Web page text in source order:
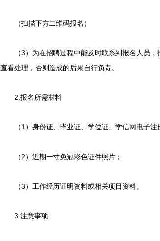
（扫描下方二维码报名）
（3）为在招聘过程中能及时联系到报名人员，
查看处理，否则造成的后果自行负责。
2.报名所需材料
（1）身份证、毕业证、学位证、学信网电子注
（2）近期一寸免冠彩色证件照片；
（3）工作经历证明资料或相关项目资料。
3.注意事项